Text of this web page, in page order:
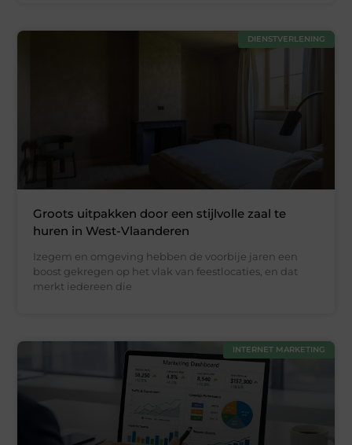
DIENSTVERLENING
Groots uitpakken door een stijlvolle zaal te
huren in West-Vlaanderen
Izegem en omgeving hebben de voorbije jaren een
boost gekregen op het vlak van feestlocaties, en dat
merkt iedereen die
INTERNET MARKETING